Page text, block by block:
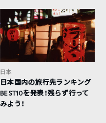
日本
日本国内の旅行先ランキング
BEST10を発表！残らず行って
みよう！